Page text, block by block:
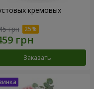
кремовых
грн
Заказать